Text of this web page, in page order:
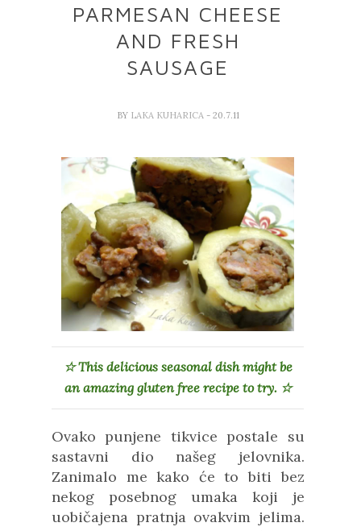
PARMESAN CHEESE
AND FRESH
SAUSAGE
BY LAKA KUHARICA - 20.7.11
☆This delicious seasonal dish might be
an amazing gluten free recipe to try. ☆
Ovako punjene tikvice postale su
sastavni dio našeg jelovnika.
Zanimalo me kako će to biti bez
nekog posebnog umaka koji je
uobičajena pratnja ovakvim jelima.